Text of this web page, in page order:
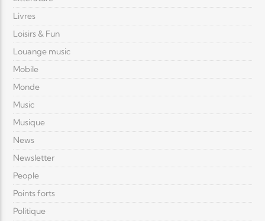
Livres
Loisirs & Fun
Louange music
Mobile
Monde
Music
Musique
News
Newsletter
People
Points forts
Politique